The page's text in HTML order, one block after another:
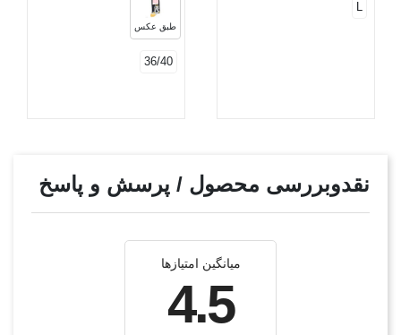
L
طبق عکس
36/40
نقدوبررسی محصول / پرسش و پاسخ
میانگین امتیازها
4.5